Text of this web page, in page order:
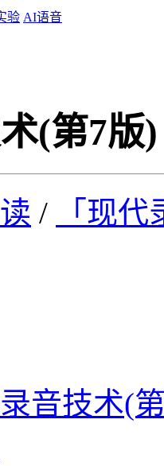
验 AI语音
(第7版)
/ 「现
音技术(